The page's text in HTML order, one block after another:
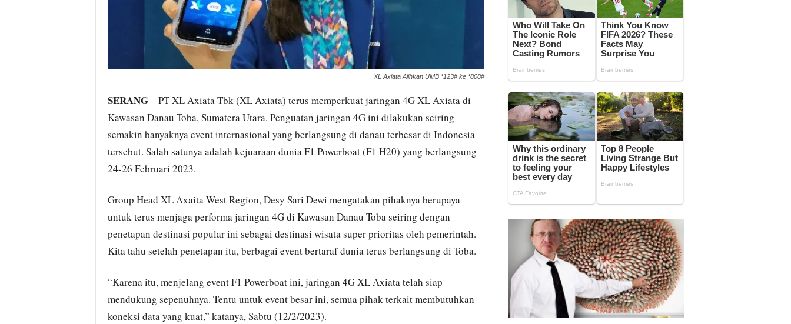
XL Axiata Alihkan UMB *123# ke *808#
SERANG– PT XL Axiata Tbk (XL Axiata) terus memperkuat jaringan 4G XL Axiata di
Kawasan Danau Toba, Sumatera Utara. Penguatan jaringan 4G ini dilakukan seiring
semakin banyaknya event internasional yang berlangsung di danau terbesar di Indonesia
tersebut. Salah satunya adalah kejuaraan dunia F1 Powerboat (F1 H20) yang berlangsung
24-26 Februari 2023.
Group Head XL Axaita West Region, Desy Sari Dewi mengatakan pihaknya berupaya
untuk terus menjaga performa jaringan 4G di Kawasan Danau Toba seiring dengan
penetapan destinasi popular ini sebagai destinasi wisata super prioritas oleh pemerintah.
Kita tahu setelah penetapan itu, berbagai event bertaraf dunia terus berlangsung di Toba.
“Karena itu, menjelang event F1 Powerboat ini, jaringan 4G XL Axiata telah siap
mendukung sepenuhnya. Tentu untuk event besar ini, semua pihak terkait membutuhkan
koneksi data yang kuat,” katanya, Sabtu (12/2/2023).